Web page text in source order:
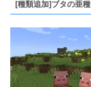
[種類追加]ブタの亜種